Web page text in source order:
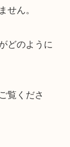
せん。
どのように
覧くださ